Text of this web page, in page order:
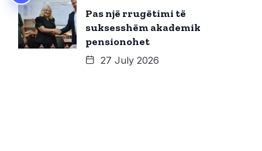
Pas një rrugëtimi të
suksesshëm akademik
pensionohet
27 July 2026